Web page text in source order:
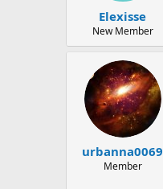
Elexisse
New Member
urbanna0069
Member